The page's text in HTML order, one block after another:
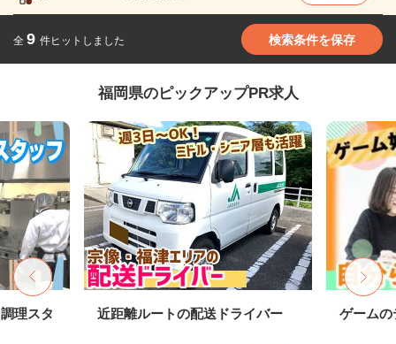
全 9 件ヒットしました 検索条件を保存
福岡県のピックアップPR求人
理スタ 近距離ルートの配送ドライバー ゲームの